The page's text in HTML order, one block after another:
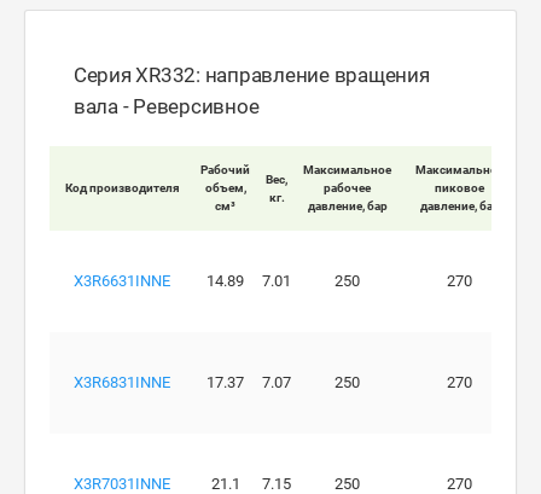
Серия XR332: направление вращения
вала - Реверсивное
Код производителя
Рабочий
объем,
см³
Вес,
кг.
Максимальное
рабочее
давление, бар
Максимальное
пиковое
давление, бар
X3R6631INNE 14.89 7.01 250 270
X3R6831INNE 17.37 7.07 250 270
X3R7031INNE 21.1 7.15 250 270